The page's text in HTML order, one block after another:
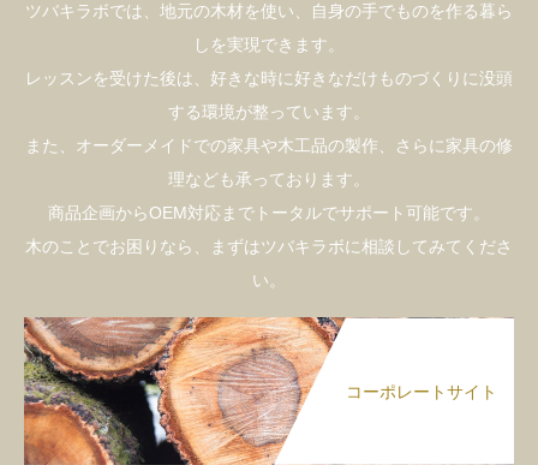
ツバキラボでは、地元の木材を使い、自身の手でものを作る暮ら
しを実現できます。
レッスンを受けた後は、好きな時に好きなだけものづくりに没頭
する環境が整っています。
また、オーダーメイドでの家具や木工品の製作、さらに家具の修
理なども承っております。
商品企画からOEM対応までトータルでサポート可能です。
木のことでお困りなら、まずはツバキラボに相談してみてくださ
い。
コーポレートサイト